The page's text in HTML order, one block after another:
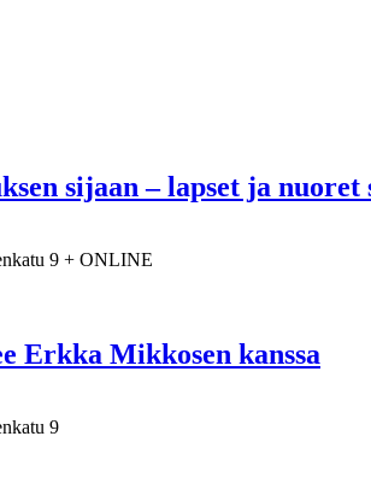
sijaan – lapset ja
9 + ONLINE
Erkka Mikkosen kanssa
9